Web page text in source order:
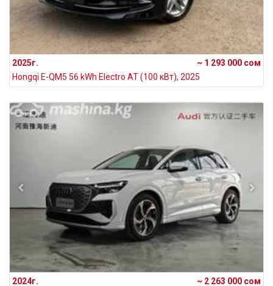
2025г.
~ 1 293 000 сом
Hongqi E-QM5 56 kWh Electro AT (100 кВт), 2025
2024г. ~ 2 263 000 сом